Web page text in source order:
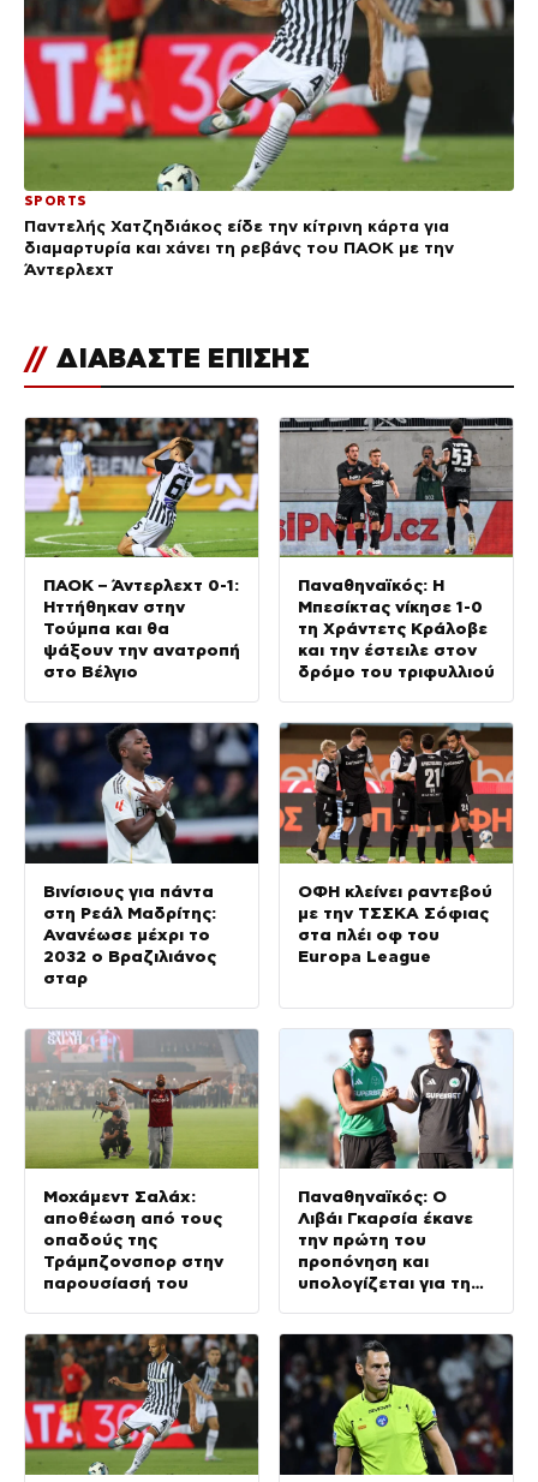
SPORTS
Παντελής Χατζηδιάκος είδε την κίτρινη κάρτα για
διαμαρτυρία και χάνει τη ρεβάνς του ΠΑΟΚ με την
Άντερλεχτ
// ΔΙΑΒΑΣΤΕ ΕΠΙΣΗΣ
ΠΑΟΚ – Άντερλεχτ 0-1:
Ηττήθηκαν στην
Τούμπα και θα
ψάξουν την ανατροπή
στο Βέλγιο
Παναθηναϊκός: Η
Μπεσίκτας νίκησε 1-0
τη Χράντετς Κράλοβε
και την έστειλε στον
δρόμο του τριφυλλιού
Βινίσιους για πάντα
στη Ρεάλ Μαδρίτης:
Ανανέωσε μέχρι το
2032 ο Βραζιλιάνος
σταρ
ΟΦΗ κλείνει ραντεβού
με την ΤΣΣΚΑ Σόφιας
στα πλέι οφ του
Europa League
Μοχάμεντ Σαλάχ:
αποθέωση από τους
οπαδούς της
Τράμπζονσπορ στην
παρουσίασή του
Παναθηναϊκός: Ο
Λιβάι Γκαρσία έκανε
την πρώτη του
προπόνηση και
υπολογίζεται για τη